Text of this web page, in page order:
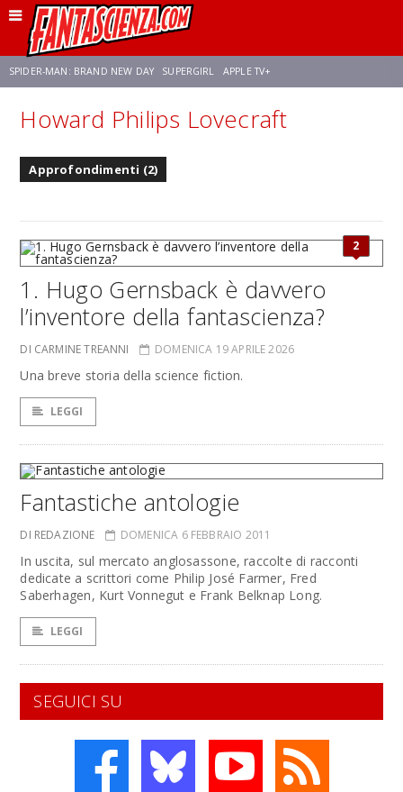
SPIDER-MAN: BRAND NEW DAY SUPERGIRL APPLE TV+
FRANCO RICCIARDIELLO ZENDAYA STAR TREK AVENGERS: DOOMSDAY
Howard Philips Lovecraft
Approfondimenti (2)
2
1. Hugo Gernsback è davvero
l’inventore della fantascienza?
DI CARMINE TREANNI DOMENICA 19 APRILE 2026
Una breve storia della science fiction.
LEGGI
Fantastiche antologie
DI REDAZIONE DOMENICA 6 FEBBRAIO 2011
In uscita, sul mercato anglosassone, raccolte di racconti
dedicate a scrittori come Philip José Farmer, Fred
Saberhagen, Kurt Vonnegut e Frank Belknap Long.
LEGGI
SEGUICI SU